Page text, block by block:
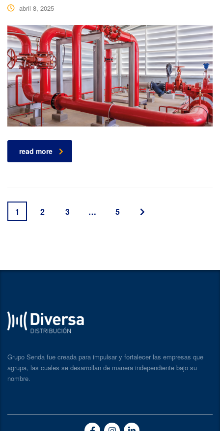
abril 8, 2025
read more
1 2 3 … 5
Grupo Senda fue creada para impulsar y fortalecer las empresas que
agrupa, las cuales se desarrollan de manera independiente bajo su
nombre.